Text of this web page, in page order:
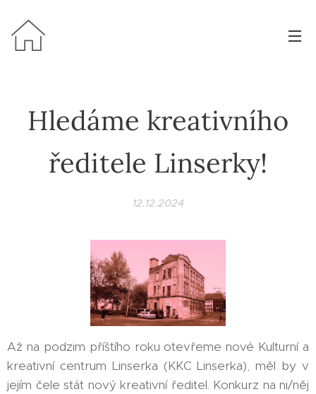
Hledáme kreativního
ředitele Linserky!
12.12.2024
Až na podzim příštího roku otevřeme nové Kulturní a
kreativní centrum Linserka (KKC Linserka), měl by v
jejím čele stát nový kreativní ředitel. Konkurz na ni/něj